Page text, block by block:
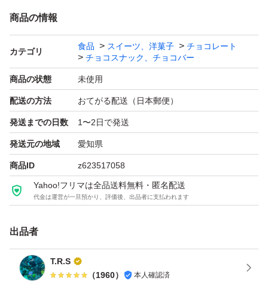
小粒タイプの準麦チョコ
で御座います〜♪()♪
あんまり、美味しそうなので、
沢山、買ってしまいました
お子様も食べやす〜い、
小粒なんですよぉ〜(o^^o)
とっても美味しいのよぉ〜
お菓子作りのトッピングにも、
商品の情報
カテゴリ
食品 スイーツ、洋菓子
チョコレート
チョコスナック、チョコバー
商品の状態 未使用
配送の方法 おてがる配送（日本郵便）
発送までの日数 1〜2日で発送
発送元の地域 愛知県
商品ID z623517058
Yahoo!フリマは全品送料無料・匿名配送
代金は運営が一旦預かり、評価後、出品者に支払われます
出品者
T.R.S
（1960） 本人確認済